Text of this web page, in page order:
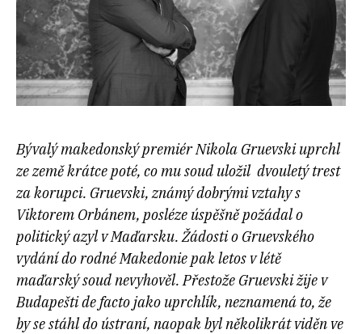
Bývalý makedonský premiér Nikola Gruevski uprchl
ze země krátce poté, co mu soud uložil dvouletý trest
za korupci. Gruevski, známý dobrými vztahy s
Viktorem Orbánem, posléze úspěšně požádal o
politický azyl v Maďarsku. Žádosti o Gruevského
vydání do rodné Makedonie pak letos v létě
maďarský soud nevyhověl. Přestože Gruevski žije v
Budapešti de facto jako uprchlík, neznamená to, že
by se stáhl do ústraní, naopak byl několikrát viděn ve